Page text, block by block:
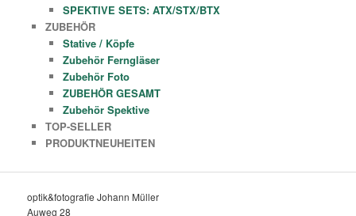
SPEKTIVE SETS: ATX/STX/BTX
ZUBEHÖR
Stative / Köpfe
Zubehör Ferngläser
Zubehör Foto
ZUBEHÖR GESAMT
Zubehör Spektive
TOP-SELLER
PRODUKTNEUHEITEN
optik&fotografie Johann Müller
Auweg 28